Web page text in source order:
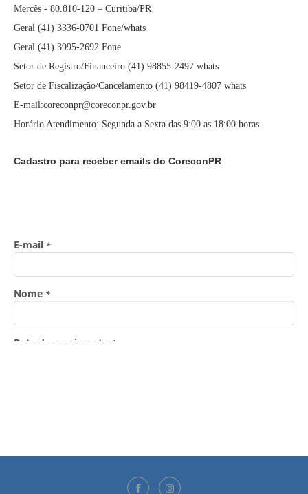
Mercês - 80.810-120 – Curitiba/PR
Geral (41) 3336-0701 Fone/whats
Geral (41) 3995-2692 Fone
Setor de Registro/Financeiro (41) 98855-2497 whats
Setor de Fiscalização/Cancelamento (41) 98419-4807 whats
E-mail:coreconpr@coreconpr.gov.br
Horário Atendimento: Segunda a Sexta das 9:00 as 18:00 horas
Cadastro para receber emails do CoreconPR